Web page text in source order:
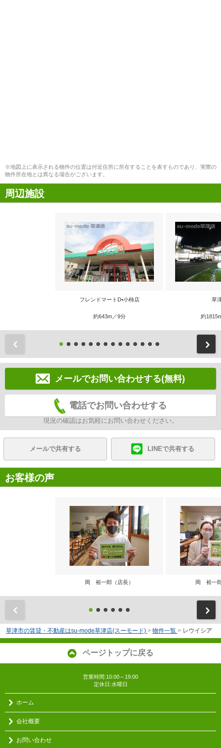
※地図上に表示される物件の位置は付近住所に所在することを表すものであり、実際の
物件所在地とは異なる場合がございます。
周辺施設
フレンドマートD•小柿店
約643m／9分
草
約
メールでお問い合わせする(無料)
電話でお問い合わせする
現況の確認はお気軽にお問い合わせください。
メールで共有する LINEで共有する
お客様の声
岡 裕一郎（店長） 岡 裕一
草津市の賃貸・不動産はsu-mode草津店(スーモード) > 物件一覧 > レウイシア
ページトップに戻る
営業時間:10:00～19:00
定休日:水曜日
ホーム
会社概要
お問い合わせ